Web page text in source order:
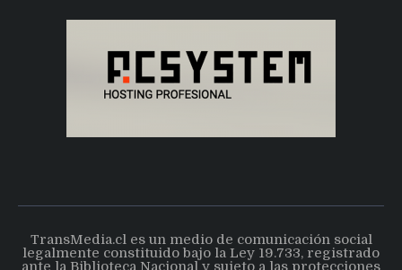
TransMedia.cl es un medio de comunicación social
legalmente constituido bajo la Ley 19.733, registrado
ante la Biblioteca Nacional y sujeto a las protecciones